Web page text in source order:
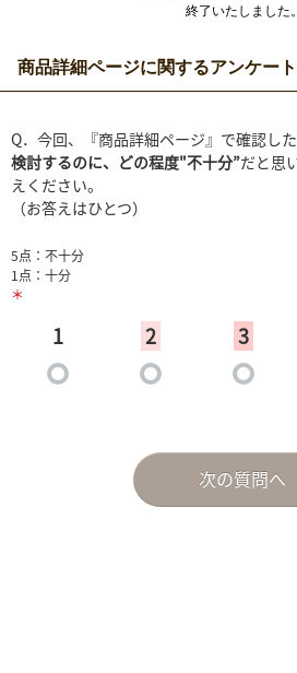
終了いたしました。
商品詳細ページに関するアンケート